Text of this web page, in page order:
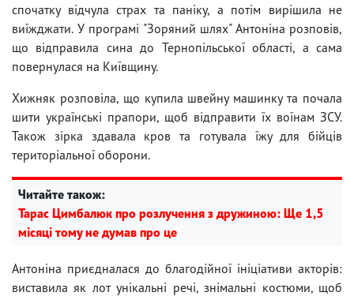
спочатку відчула страх та паніку, а потім вирішила не
виїжджати. У програмі "Зоряний шлях" Антоніна розповів,
що відправила сина до Тернопільської області, а сама
повернулася на Київщину.
Хижняк розповіла, що купила швейну машинку та почала
шити українські прапори, щоб відправити їх воїнам ЗСУ.
Також зірка здавала кров та готувала їжу для бійців
територіальної оборони.
Читайте також:
Тарас Цимбалюк про розлучення з дружиною: Ще 1,5
місяці тому не думав про це
Антоніна приєдналася до благодійної ініціативи акторів:
виставила як лот унікальні речі, знімальні костюми, щоб